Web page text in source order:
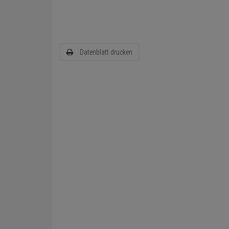
Datenblatt drucken